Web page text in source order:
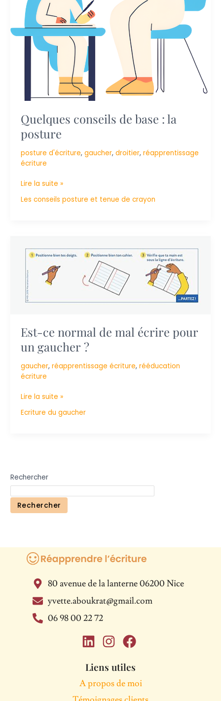
Rechercher
Rechercher
Quelques conseils de base : la
posture
posture d'écriture, gaucher, droitier, réapprentissage
écriture
Lire la suite »
Les conseils posture et tenue de crayon
Est-ce normal de mal écrire pour
un gaucher ?
gaucher, réapprentissage écriture, rééducation
écriture
ce
normal
de
mal
écrire
pour
?
Lire la suite »
Ecriture du gaucher
80 avenue de la lanterne 06200 Nice
yvette.aboukrat@gmail.com
06 98 00 22 72
L
i
n
k
e
I
n
s
t
a
F
a
c
e
b
Liens utiles
A propos de moi